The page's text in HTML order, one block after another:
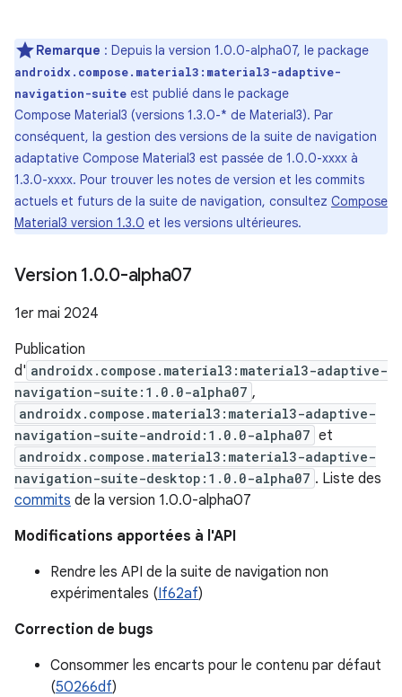
Remarque : Depuis la version 1.0.0-alpha07, le package
androidx.compose.material3:material3-adaptive-
navigation-suite est publié dans le package
Compose Material3 (versions 1.3.0-* de Material3). Par
conséquent, la gestion des versions de la suite de navigation
adaptative Compose Material3 est passée de 1.0.0-xxxx à
1.3.0-xxxx. Pour trouver les notes de version et les commits
actuels et futurs de la suite de navigation, consultez Compose
Material3 version 1.3.0 et les versions ultérieures.
Version 1.0.0-alpha07
1er mai 2024
Publication
d' androidx.compose.material3:material3-adaptive-
navigation-suite:1.0.0-alpha07 ,
androidx.compose.material3:material3-adaptive-
navigation-suite-android:1.0.0-alpha07 et
androidx.compose.material3:material3-adaptive-
navigation-suite-desktop:1.0.0-alpha07 . Liste des
commits de la version 1.0.0-alpha07
Modifications apportées à l'API
Rendre les API de la suite de navigation non
expérimentales (If62af)
Correction de bugs
Consommer les encarts pour le contenu par défaut
(50266df)